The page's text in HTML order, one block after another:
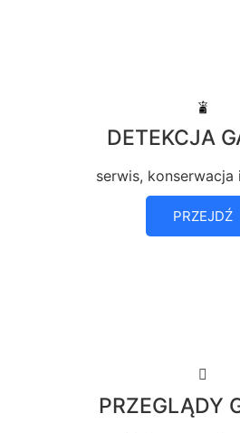
DETEKCJA
serwis, konserwacja
PRZEJDŹ
PRZEGLĄDY